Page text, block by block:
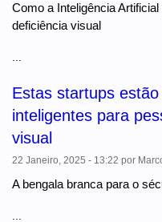
Como a Inteligência
deficiência visual
Estas startups
inteligentes para
visual
22 Janeiro, 2025 - 13:22 por
A bengala branca para o